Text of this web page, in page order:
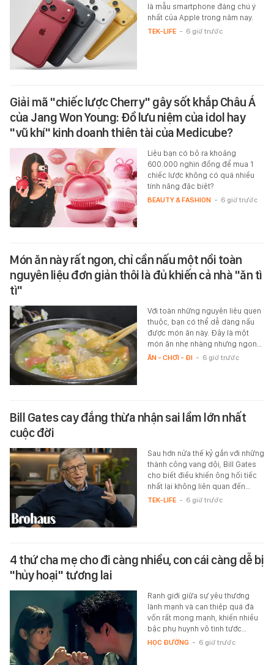
là mẫu smartphone đáng chú ý
nhất của Apple trong năm nay.
TEK-LIFE - 6 giờ trước
Giải mã "chiếc lược Cherry" gây sốt khắp Châu Á
của Jang Won Young: Đồ lưu niệm của idol hay
"vũ khí" kinh doanh thiên tài của Medicube?
Liệu bạn có bỏ ra khoảng
600.000 nghìn đồng để mua 1
chiếc lược không có quá nhiều
tính năng đặc biệt?
BEAUTY & FASHION - 6 giờ trước
Món ăn này rất ngon, chỉ cần nấu một nồi toàn
nguyên liệu đơn giản thôi là đủ khiến cả nhà "ăn tì
tì"
Với toàn những nguyên liệu quen
thuộc, bạn có thể dễ dàng nấu
được món ăn này. Đây là một
món ăn nhẹ nhàng nhưng ngon…
ĂN - CHƠI - ĐI - 6 giờ trước
Bill Gates cay đắng thừa nhận sai lầm lớn nhất
cuộc đời
Sau hơn nửa thế kỷ gắn với những
thành công vang dội, Bill Gates
cho biết điều khiến ông hối tiếc
nhất lại không liên quan đến…
TEK-LIFE - 6 giờ trước
4 thứ cha mẹ cho đi càng nhiều, con cái càng dễ bị
"hủy hoại" tương lai
Ranh giới giữa sự yêu thương
lành mạnh và can thiệp quá đà
vốn rất mong manh, khiến nhiều
bậc phụ huynh vô tình tước…
HỌC ĐƯỜNG - 6 giờ trước